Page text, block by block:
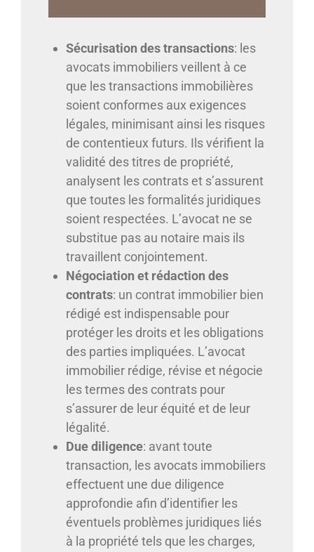
Sécurisation des transactions: les
avocats immobiliers veillent à ce
que les transactions immobilières
soient conformes aux exigences
légales, minimisant ainsi les risques
de contentieux futurs. Ils vérifient la
validité des titres de propriété,
analysent les contrats et s’assurent
que toutes les formalités juridiques
soient respectées. L’avocat ne se
substitue pas au notaire mais ils
travaillent conjointement.
Négociation et rédaction des
contrats: un contrat immobilier bien
rédigé est indispensable pour
protéger les droits et les obligations
des parties impliquées. L’avocat
immobilier rédige, révise et négocie
les termes des contrats pour
s’assurer de leur équité et de leur
légalité.
Due diligence: avant toute
transaction, les avocats immobiliers
effectuent une due diligence
approfondie afin d’identifier les
éventuels problèmes juridiques liés
à la propriété tels que les charges,